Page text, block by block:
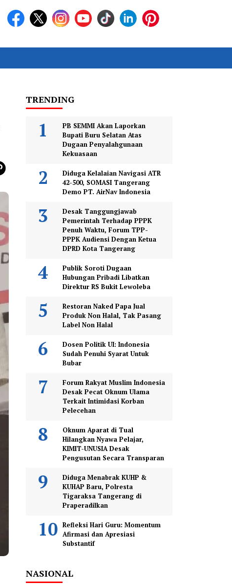
TRENDING
PB SEMMI Akan Laporkan
Bupati Buru Selatan Atas
Dugaan Penyalahgunaan
Kekuasaan
Diduga Kelalaian Navigasi ATR
42-500, SOMASI Tangerang
Demo PT. AirNav Indonesia
Desak Tanggungjawab
Pemerintah Terhadap PPPK
Penuh Waktu, Forum TPP-
PPPK Audiensi Dengan Ketua
DPRD Kota Tangerang
Publik Soroti Dugaan
Hubungan Pribadi Libatkan
Direktur RS Bukit Lewoleba
Restoran Naked Papa Jual
Produk Non Halal, Tak Pasang
Label Non Halal
Dosen Politik UI: Indonesia
Sudah Penuhi Syarat Untuk
Bubar
Forum Rakyat Muslim Indonesia
Desak Pecat Oknum Ulama
Terkait Intimidasi Korban
Pelecehan
Oknum Aparat di Tual
Hilangkan Nyawa Pelajar,
KIMIT-UNUSIA Desak
Pengusutan Secara Transparan
Diduga Menabrak KUHP &
KUHAP Baru, Polresta
Tigaraksa Tangerang di
Praperadilkan
Refleksi Hari Guru: Momentum
Afirmasi dan Apresiasi
Substantif
NASIONAL